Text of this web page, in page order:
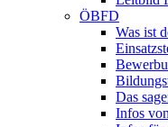
ÖBFD
Was ist
Das
Infos